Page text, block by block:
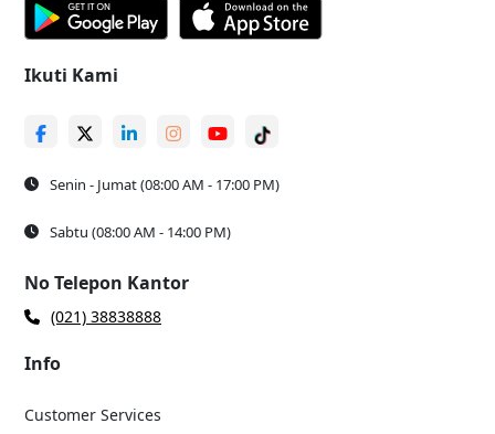
Ikuti Kami
Senin - Jumat (08:00 AM - 17:00 PM)
Sabtu (08:00 AM - 14:00 PM)
No Telepon Kantor
(021) 38838888
Info
Customer Services